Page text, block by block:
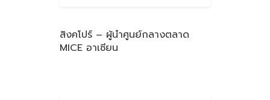
สิงคโปร์ – ผู้นำศูนย์กลางตลาด
MICE อาเซียน